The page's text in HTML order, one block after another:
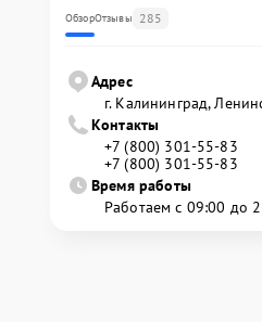
ОбзорОтзывы 285
Адрес
г. Калининград,
Контакты
+7 (800) 301-55-83
+7 (800) 301-55-83
Время работы
Работаем с 09:00 до